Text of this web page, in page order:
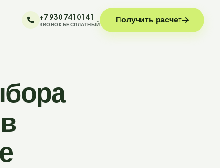
+7 930 741 01 41
ЗВОНОК БЕСПЛАТНЫЙ Получить расчет